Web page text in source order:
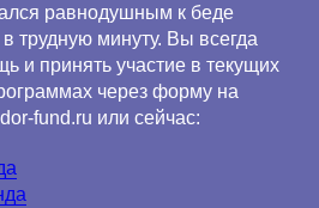
равнодушным к беде
трудную минуту. Вы всегда
и принять участие в текущих
через форму на
fund.ru или сейчас: